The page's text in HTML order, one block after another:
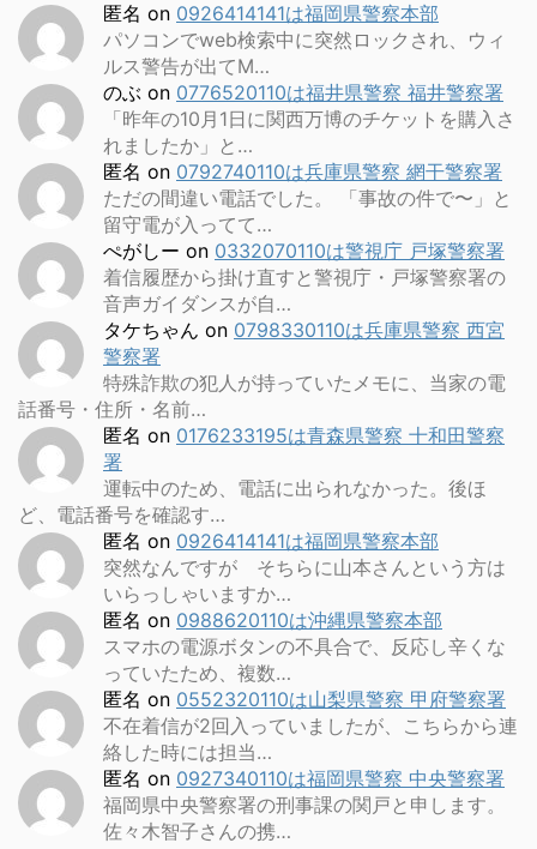
匿名 on 0926414141は福岡県警察本部
パソコンでweb検索中に突然ロックされ、ウィ
ルス警告が出てM…
のぶ on 0776520110は福井県警察 福井警察署
「昨年の10月1日に関西万博のチケットを購入さ
れましたか」と…
匿名 on 0792740110は兵庫県警察 網干警察署
ただの間違い電話でした。 「事故の件で〜」と
留守電が入ってて…
ぺがしー on 0332070110は警視庁 戸塚警察署
着信履歴から掛け直すと警視庁・戸塚警察署の
音声ガイダンスが自…
タケちゃん on 0798330110は兵庫県警察 西宮
警察署
特殊詐欺の犯人が持っていたメモに、当家の電
話番号・住所・名前…
匿名 on 0176233195は青森県警察 十和田警察
署
運転中のため、電話に出られなかった。後ほ
ど、電話番号を確認す…
匿名 on 0926414141は福岡県警察本部
突然なんですが そちらに山本さんという方は
いらっしゃいますか…
匿名 on 0988620110は沖縄県警察本部
スマホの電源ボタンの不具合で、反応し辛くな
っていたため、複数…
匿名 on 0552320110は山梨県警察 甲府警察署
不在着信が2回入っていましたが、こちらから連
絡した時には担当…
匿名 on 0927340110は福岡県警察 中央警察署
福岡県中央警察署の刑事課の関戸と申します。
佐々木智子さんの携…